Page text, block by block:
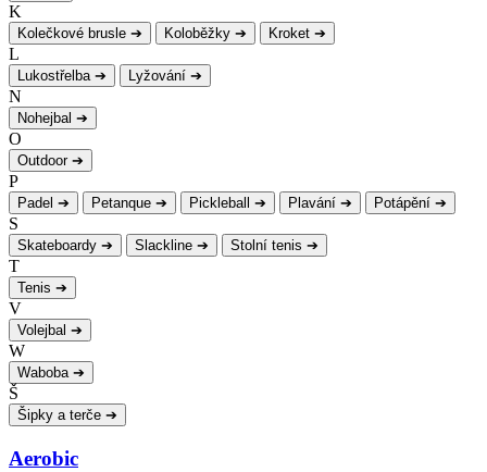
K
Kolečkové brusle ➔ Koloběžky ➔ Kroket ➔
L
Lukostřelba ➔ Lyžování ➔
N
Nohejbal ➔
O
Outdoor ➔
P
Padel ➔ Petanque ➔ Pickleball ➔ Plavání ➔ Potápění ➔
S
Skateboardy ➔ Slackline ➔ Stolní tenis ➔
T
Tenis ➔
V
Volejbal ➔
W
Waboba ➔
Š
Šipky a terče ➔
Aerobic